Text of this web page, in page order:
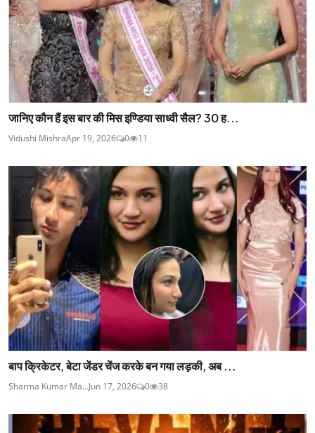
जानिए कौन हैं इस बार की मिस इण्डिया साध्वी सैल? 30 ह...
Vidushi MishraApr 19, 2026 0 11
बाप क्रिकेटर, बेटा जेंडर चेंज करके बन गया लड़की, अब ...
Sharma Kumar Ma...Jun 17, 2026 0 38